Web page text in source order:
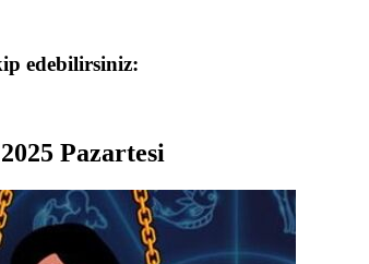
edebilirsiniz:
Pazartesi